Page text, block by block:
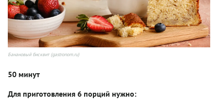
Банановый бисквит (gastronom.ru)
50 минут
Для приготовления 6 порций нужно: